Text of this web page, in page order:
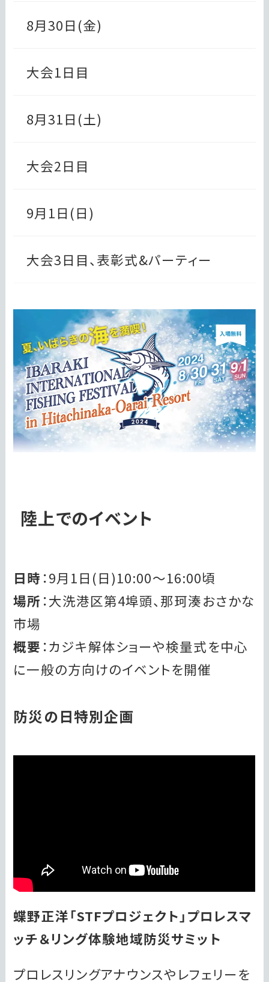
8月30日(金)
大会1日目
8月31日(土)
大会2日目
9月1日(日)
大会3日目、表彰式&パーティー
陸上でのイベント
日時 ：9月1日(日)10:00～16:00頃
場所 ：大洗港区第4埠頭、那珂湊おさかな
市場
概要 ：カジキ解体ショーや検量式を中心
に一般の方向けのイベントを開催
防災の日特別企画
蝶野正洋「STFプロジェクト」プロレスマ
ッチ＆リング体験地域防災サミット
プロレスリングアナウンスやレフェリーを